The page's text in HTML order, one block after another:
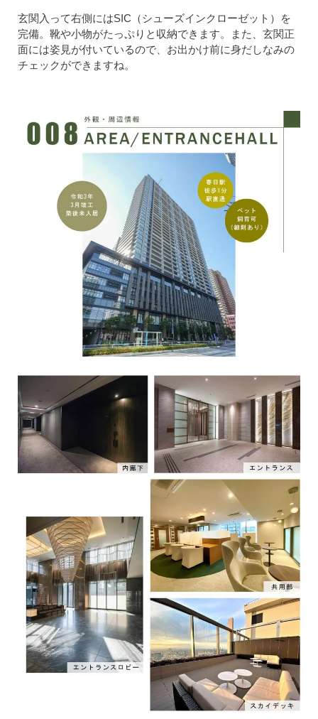
玄関入って右側にはSIC（シューズインクローゼット）を
完備。靴や小物がたっぷりと収納できます。また、玄関正
面には姿見が付いているので、お出かけ前に身だしなみの
チェックができますね。